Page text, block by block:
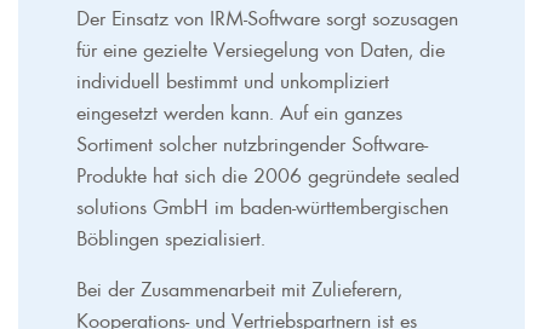
Der Einsatz von IRM-Software sorgt sozusagen
für eine gezielte Versiegelung von Daten, die
individuell bestimmt und unkompliziert
eingesetzt werden kann. Auf ein ganzes
Sortiment solcher nutzbringender Software-
Produkte hat sich die 2006 gegründete sealed
solutions GmbH im baden-württembergischen
Böblingen spezialisiert.
Bei der Zusammenarbeit mit Zulieferern,
Kooperations- und Vertriebspartnern ist es